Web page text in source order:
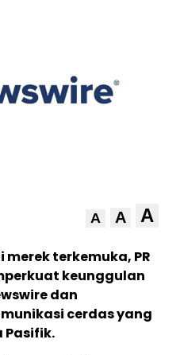
A A A
terkemuka, PR
keunggulan
dan
cerdas yang
Pasifik.